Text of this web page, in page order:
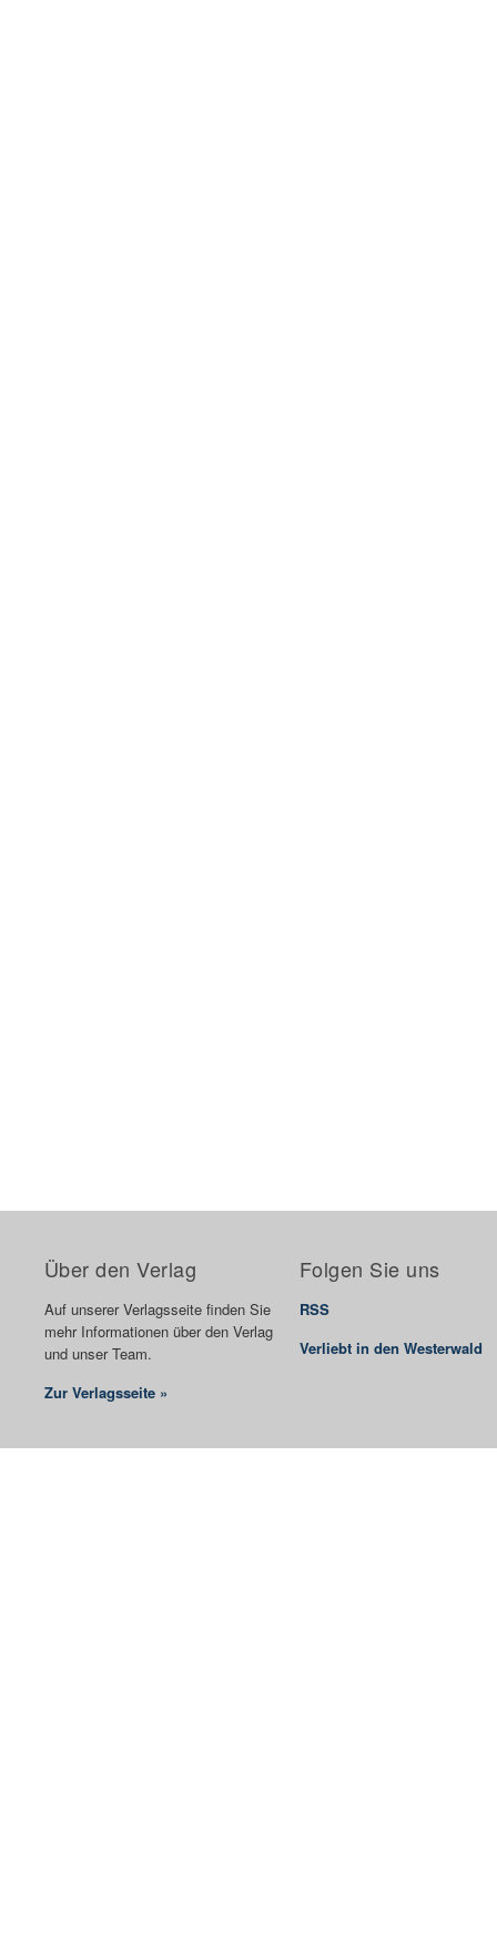
Über den Verlag
Auf unserer Verlagsseite finden Sie
mehr Informationen über den Verlag
und unser Team.
Zur Verlagsseite »
Folgen Sie uns
RSS
Verliebt in den Westerwald